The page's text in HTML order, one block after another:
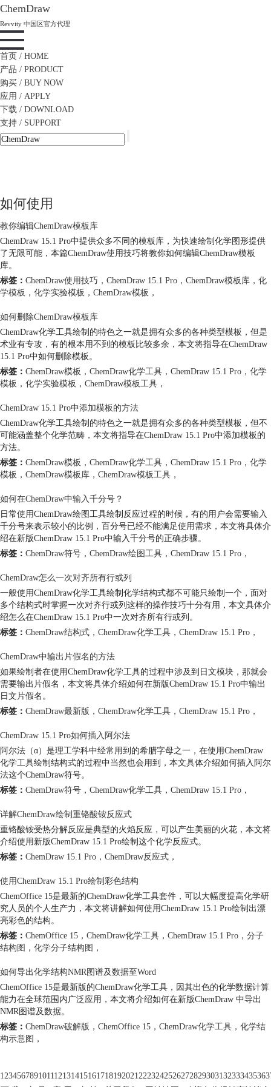
ChemDraw
Revvity 中国区官方代理
首页 / HOME
产品 / PRODUCT
购买 / BUY NOW
应用 / APPLY
下载 / DOWNLOAD
支持 / SUPPORT
如何使用
教你编辑ChemDraw模板库
ChemDraw 15.1 Pro中提供众多不同的模板库，为快速绘制化学图形提供
了无限可能，本篇ChemDraw使用技巧将教你如何编辑ChemDraw模板
库。
标签： ChemDraw使用技巧 ， ChemDraw 15.1 Pro ， ChemDraw模板库 ， 化
学模板 ， 化学实验模板 ， ChemDraw模板 ，
如何删除ChemDraw模板库
ChemDraw化学工具绘制的特色之一就是拥有众多的各种类型模板，但是
术业有专攻，有的根本用不到的模板比较多余，本文将指导在ChemDraw
15.1 Pro中如何删除模板。
标签： ChemDraw模板 ， ChemDraw化学工具 ， ChemDraw 15.1 Pro ， 化学
模板 ， 化学实验模板 ， ChemDraw模板工具 ，
ChemDraw 15.1 Pro中添加模板的方法
ChemDraw化学工具绘制的特色之一就是拥有众多的各种类型模板，但不
可能涵盖整个化学范畴，本文将指导在ChemDraw 15.1 Pro中添加模板的
方法。
标签： ChemDraw模板 ， ChemDraw化学工具 ， ChemDraw 15.1 Pro ， 化学
模板 ， ChemDraw模板库 ， ChemDraw模板工具 ，
如何在ChemDraw中输入千分号？
日常使用ChemDraw绘图工具绘制反应过程的时候，有的用户会需要输入
千分号来表示较小的比例，百分号已经不能满足使用需求，本文将具体介
绍在新版ChemDraw 15.1 Pro中输入千分号的正确步骤。
标签： ChemDraw符号 ， ChemDraw绘图工具 ， ChemDraw 15.1 Pro ，
ChemDraw怎么一次对齐所有行或列
一般使用ChemDraw化学工具绘制化学结构式都不可能只绘制一个，面对
多个结构式时掌握一次对齐行或列这样的操作技巧十分有用，本文具体介
绍怎么在ChemDraw 15.1 Pro中一次对齐所有行或列。
标签： ChemDraw结构式 ， ChemDraw化学工具 ， ChemDraw 15.1 Pro ，
ChemDraw中输出片假名的方法
如果绘制者在使用ChemDraw化学工具的过程中涉及到日文模块，那就会
需要输出片假名，本文将具体介绍如何在新版ChemDraw 15.1 Pro中输出
日文片假名。
标签： ChemDraw最新版 ， ChemDraw化学工具 ， ChemDraw 15.1 Pro ，
ChemDraw 15.1 Pro如何插入阿尔法
阿尔法（α）是理工学科中经常用到的希腊字母之一，在使用ChemDraw
化学工具绘制结构式的过程中当然也会用到，本文具体介绍如何插入阿尔
法这个ChemDraw符号。
标签： ChemDraw符号 ， ChemDraw化学工具 ， ChemDraw 15.1 Pro ，
详解ChemDraw绘制重铬酸铵反应式
重铬酸铵受热分解反应是典型的火焰反应，可以产生美丽的火花，本文将
介绍使用新版ChemDraw 15.1 Pro绘制这个化学反应式。
标签： ChemDraw 15.1 Pro ， ChemDraw反应式 ，
使用ChemDraw 15.1 Pro绘制彩色结构
ChemOffice 15是最新的ChemDraw化学工具套件，可以大幅度提高化学研
究人员的个人生产力，本文将讲解如何使用ChemDraw 15.1 Pro绘制出漂
亮彩色的结构。
标签： ChemOffice 15 ， ChemDraw化学工具 ， ChemDraw 15.1 Pro ， 分子
结构图 ， 化学分子结构图 ，
如何导出化学结构NMR图谱及数据至Word
ChemOffice 15是最新版的ChemDraw化学工具，因其出色的化学数据计算
能力在全球范围内广泛应用，本文将介绍如何在新版ChemDraw 中导出
NMR图谱及数据。
标签： ChemDraw破解版 ， ChemOffice 15 ， ChemDraw化学工具 ， 化学结
构示意图 ，
1 23456789101112131415161718192021 222324252627282930313233343536